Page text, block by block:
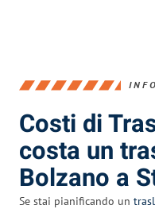
INFO
Costi di
costa un
Bolzano a
Se stai pianificando un